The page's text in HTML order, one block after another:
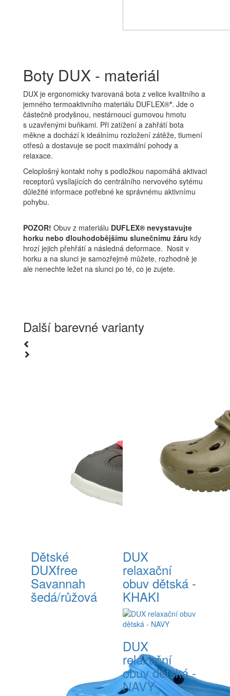
Boty DUX - materiál
DUX je ergonomicky tvarovaná bota z velice kvalitního a
jemného termoaktivního materiálu DUFLEX®*. Jde o
částečně prodyšnou, nestárnoucí gumovou hmotu
s uzavřenými buňkami. Při zatížení a zahřátí bota
měkne a dochází k ideálnímu rozložení zátěže, tlumení
otřesů a dostavuje se pocit maximální pohody a
relaxace.
Celoplošný kontakt nohy s podložkou napomáhá aktivaci
receptorů vysílajících do centrálního nervového sytému
důležité informace potřebné ke správnému aktivnímu
pohybu.
POZOR! Obuv z materiálu DUFLEX® nevystavujte
horku nebo dlouhodobějšímu slunečnímu žáru kdy
hrozí jejich přehřátí a následná deformace. Nosit v
horku a na slunci je samozřejmě můžete, rozhodně je
ale nenechte ležet na slunci po té, co je zujete.
Další barevné varianty
Dětské
DUXfree
Savannah
šedá/růžová
DUX
relaxační
obuv dětská -
KHAKI
DUX
relaxační
obuv dětská -
NAVY